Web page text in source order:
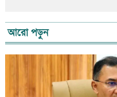
আরো পড়ুন